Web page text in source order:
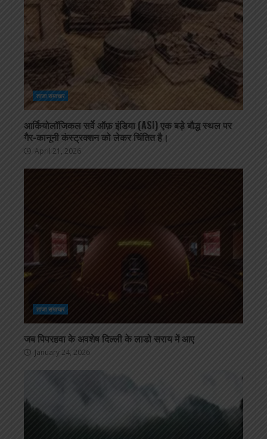
ताजा समाचार
आर्कियोलॉजिकल सर्वे ऑफ़ इंडिया (ASI) एक बड़े बौद्ध स्थल पर
गैर-कानूनी कंस्ट्रक्शन को लेकर चिंतित है।
April 21, 2026
ताजा समाचार
जब पिपरहवा के अवशेष दिल्ली के लाडो सराय में आए
January 24, 2026